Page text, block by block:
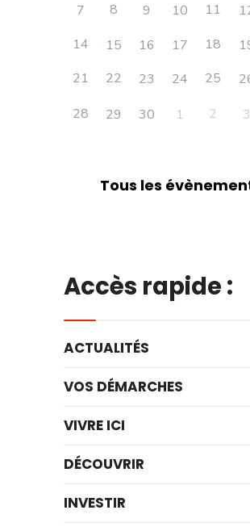
7
8 9 10 11
14
15 16 17 18
21
22 23 24 25
28
29 30 1 2 3
Tous les
Accès rapide :
ACTUALITÉS
VOS DÉMARCHES
VIVRE ICI
DÉCOUVRIR
INVESTIR